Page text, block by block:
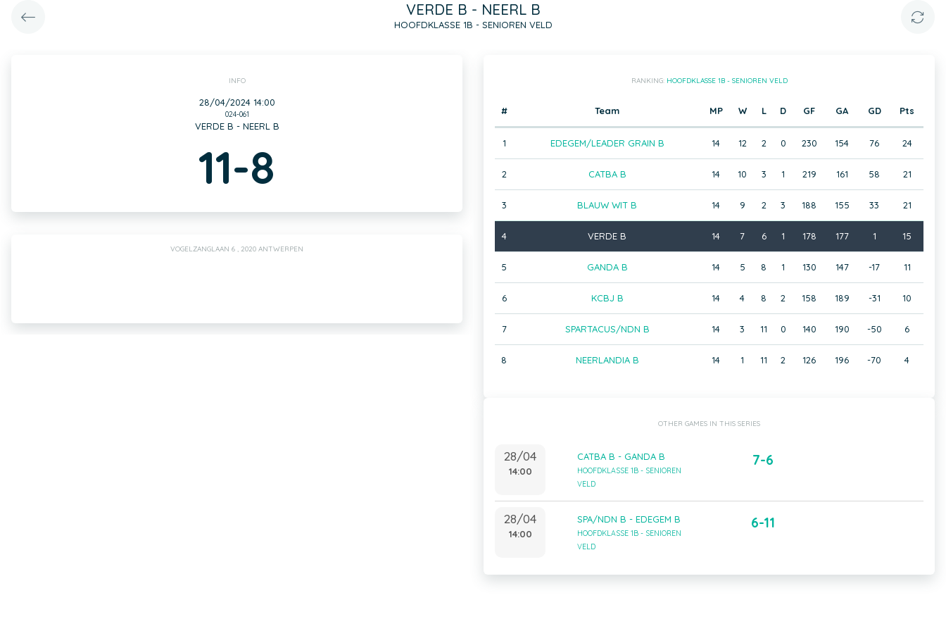
VERDE B - NEERL B
HOOFDKLASSE 1B - SENIOREN VELD
INFO
28/04/2024 14:00
024-061
VERDE B - NEERL B
11-8
VOGELZANGLAAN 6 , 2020 ANTWERPEN
RANKING: HOOFDKLASSE 1B - SENIOREN VELD
# Team MP W L D GF GA GD Pts
1 EDEGEM/LEADER GRAIN B 14 12 2 0 230 154 76 24
2 CATBA B 14 10 3 1 219 161 58 21
3 BLAUW WIT B 14 9 2 3 188 155 33 21
4 VERDE B 14 7 6 1 178 177 1 15
5 GANDA B 14 5 8 1 130 147 -17 11
6 KCBJ B 14 4 8 2 158 189 -31 10
7 SPARTACUS/NDN B 14 3 11 0 140 190 -50 6
8 NEERLANDIA B 14 1 11 2 126 196 -70 4
OTHER GAMES IN THIS SERIES
28/04
14:00
CATBA B - GANDA B
HOOFDKLASSE 1B - SENIOREN
VELD
7-6
28/04
14:00
SPA/NDN B - EDEGEM B
HOOFDKLASSE 1B - SENIOREN
VELD
6-11